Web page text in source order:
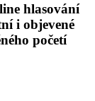
hlasování
i objevené
početí